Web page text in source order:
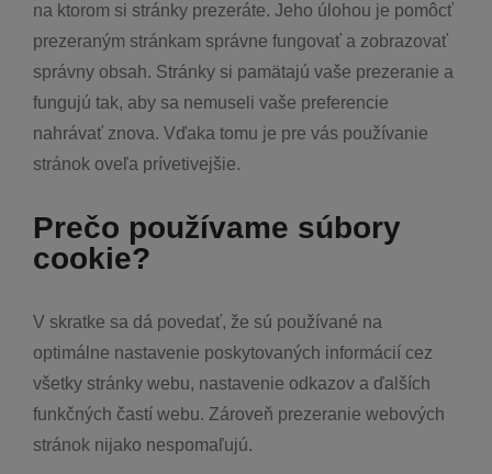
na ktorom si stránky prezeráte. Jeho úlohou je pomôcť
prezeraným stránkam správne fungovať a zobrazovať
správny obsah. Stránky si pamätajú vaše prezeranie a
fungujú tak, aby sa nemuseli vaše preferencie
nahrávať znova. Vďaka tomu je pre vás používanie
stránok oveľa prívetivejšie.
Prečo používame súbory
cookie?
V skratke sa dá povedať, že sú používané na
optimálne nastavenie poskytovaných informácií cez
všetky stránky webu, nastavenie odkazov a ďalších
funkčných častí webu. Zároveň prezeranie webových
stránok nijako nespomaľujú.